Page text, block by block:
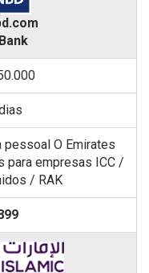
pessoal O Emirates
para empresas ICC /
/ RAK